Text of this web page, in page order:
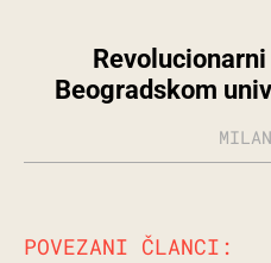
Beogradskom
POVEZANI ČLANCI: